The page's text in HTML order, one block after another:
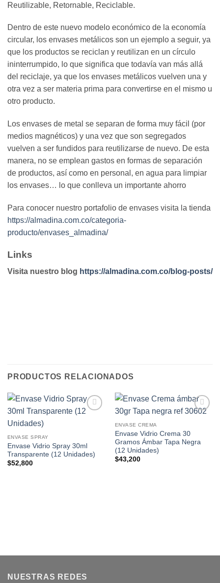
Reutilizable, Retornable, Reciclable.
Dentro de este nuevo modelo económico de la economía
circular, los envases metálicos son un ejemplo a seguir, ya
que los productos se reciclan y reutilizan en un círculo
ininterrumpido, lo que significa que todavía van más allá
del reciclaje, ya que los envases metálicos vuelven una y
otra vez a ser materia prima para convertirse en el mismo u
otro producto.
Los envases de metal se separan de forma muy fácil (por
medios magnéticos) y una vez que son segregados
vuelven a ser fundidos para reutilizarse de nuevo. De esta
manera, no se emplean gastos en formas de separación
de productos, así como en personal, en agua para limpiar
los envases… lo que conlleva un importante ahorro
Para conocer nuestro portafolio de envases visita la tienda
https://almadina.com.co/categoria-
producto/envases_almadina/
Links
Visita nuestro blog https://almadina.com.co/blog-posts/
PRODUCTOS RELACIONADOS
ENVASE SPRAY
Envase Vidrio Spray 30ml
Transparente (12 Unidades)
$52,800
lista de
ENVASE CREMA
Envase Vidrio Crema 30
Gramos Ámbar Tapa Negra
(12 Unidades)
$43,200
NUESTRAS REDES